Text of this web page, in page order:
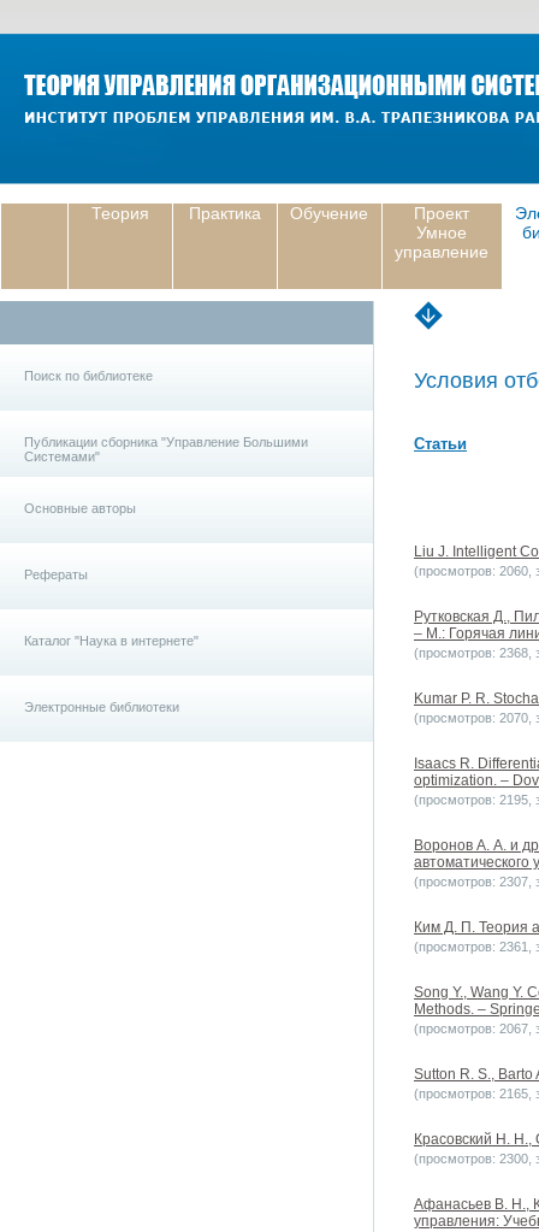
Теория Практика Обучение
Проект
Умное
управление
Поиск по библиотеке
Публикации сборника "Управление Большими
Системами"
Основные авторы
Рефераты
Каталог "Наука в интернете"
Электронные библиотеки
Условия
Статьи
Liu J. Intelligent
(просмотров: 2060,
Рутковская Д.,
– М.: Горячая
(просмотров: 2368,
Kumar P. R.
(просмотров: 2070,
Isaacs R.
optimization. –
(просмотров: 2195,
Воронов А. А. и
(просмотров: 2307,
Ким Д. П. Теория
(просмотров: 2361,
Song Y., Wang Y.
Methods. –
(просмотров: 2067,
Sutton R. S.,
(просмотров: 2165,
Красовский Н.
(просмотров: 2300,
Афанасьев В. Н.,
управления: